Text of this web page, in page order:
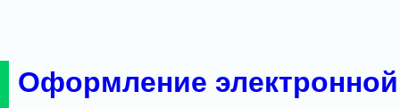
Оформление электронной